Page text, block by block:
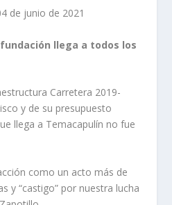
de junio de 2021
llega a todos los
Carretera 2019-
y de su presupuesto
llega a Temacapulín no fue
como un acto más de
y “castigo” por nuestra lucha